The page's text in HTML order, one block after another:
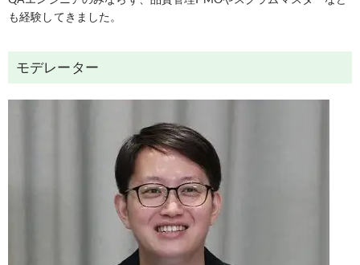
も経験してきました。
モデレーター